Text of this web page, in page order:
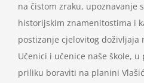
na čistom zraku, upoznavanje
historijskim znamenitostima i
postizanje cjelovitog doživljaja
Učenici i učenice naše škole,
priliku boraviti na planini